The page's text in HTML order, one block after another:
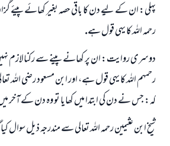
پہلى: ان كے ليے دن كا باقى حصہ بغير كھائے پيئے
رحمہ اللہ كا يہى قول ہے.
دوسرى روايت: ان پر كھانے پينے سے ركنا لازم
رحمہم اللہ كا يہى قول ہے، اور ابن مسعود رضى
كہ: جس نے دن كى ابتدا ميں كھايا تو وہ دن كے آخر
شيخ ابن عثيمين رحمہ اللہ تعالى سے مندرجہ ذيل سوال